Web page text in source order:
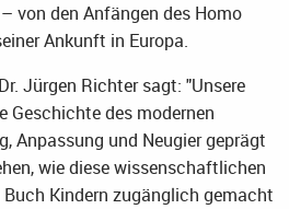
von den Anfängen des Homo
Ankunft in Europa.
Jürgen Richter sagt: "Unsere
Geschichte des modernen
Anpassung und Neugier geprägt
wie diese wissenschaftlichen
Kindern zugänglich gemacht